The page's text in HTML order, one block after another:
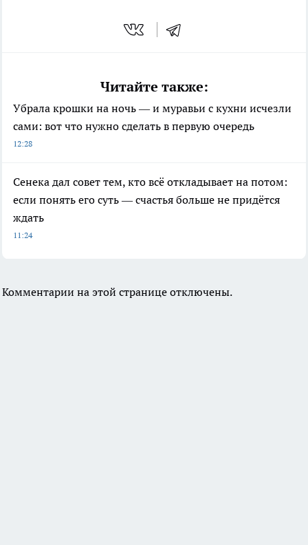
Читайте также:
Убрала крошки на ночь — и муравьи с кухни исчезли
сами: вот что нужно сделать в первую очередь
12:28
Сенека дал совет тем, кто всё откладывает на потом:
если понять его суть — счастья больше не придётся
ждать
11:24
Комментарии на этой странице отключены.